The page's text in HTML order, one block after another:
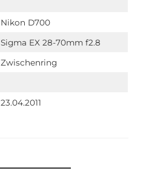
Nikon D700
Sigma EX 28-70mm f2.8
Zwischenring
23.04.2011